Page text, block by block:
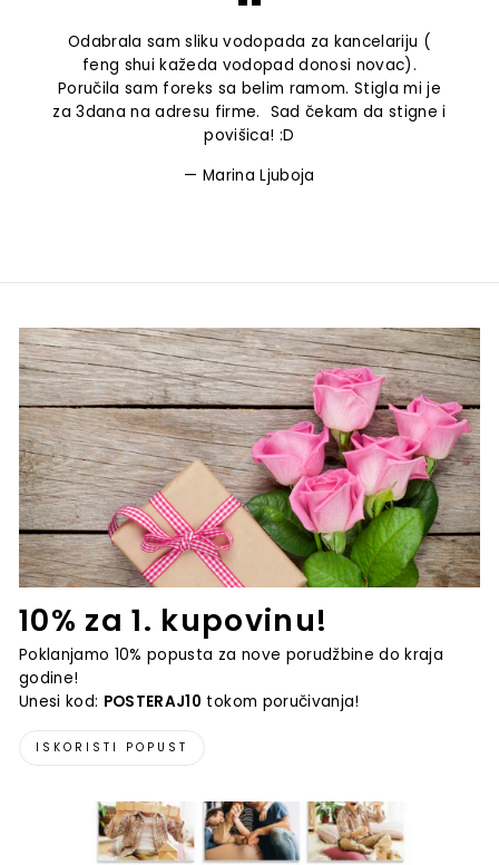
Odabrala sam sliku vodopada za kancelariju (
feng shui kažeda vodopad donosi novac).
Poručila sam foreks sa belim ramom. Stigla mi je
za 3dana na adresu firme. Sad čekam da stigne i
povišica! :D
Marina Ljuboja
10% za 1. kupovinu!
Poklanjamo 10% popusta za nove porudžbine do kraja
godine!
Unesi kod: POSTERAJ10 tokom poručivanja!
ISKORISTI POPUST